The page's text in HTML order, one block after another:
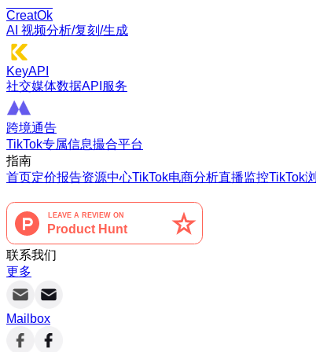
CreatOk
AI 视频分析/复刻/生成
KeyAPI
社交媒体数据API服务
跨境通告
TikTok专属信息撮合平台
指南
首页定价报告资源中心TikTok电商分析直播监控TikTok
联系我们
更多
Mailbox